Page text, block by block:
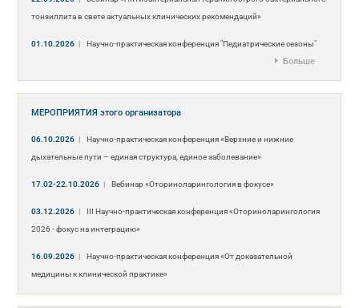
тонзиллита в свете актуальных клинических рекомендаций»
01.10.2026 | Научно-практическая конференция "Педиатрические сезоны"
Больше
МЕРОПРИЯТИЯэтого организатора
06.10.2026 |
Научно-практическая конференция «Верхние и нижние
дыхательные пути – единая структура, единое заболевание»
17.02-22.10.2026 | Вебинар «Оториноларингология в фокусе»
03.12.2026 |
III Научно-практическая конференция «Оториноларингология
2026 - фокус на интеграцию»
16.09.2026 |
Научно-практическая конференция «От доказательной
медицины к клинической практике»